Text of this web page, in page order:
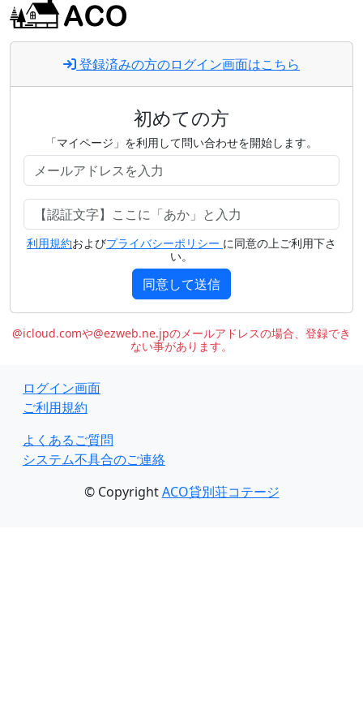
登録済みの方のログイン画面はこちら
初めての方
「マイページ」を利用して問い合わせを開始します。
利用規約およびプライバシーポリシー に同意の上ご利用下さ
い。
同意して送信
@icloud.comや@ezweb.ne.jpのメールアドレスの場合、登録でき
ない事があります。
ログイン画面
ご利用規約
よくあるご質問
システム不具合のご連絡
© CopyrightACO貸別荘コテージ